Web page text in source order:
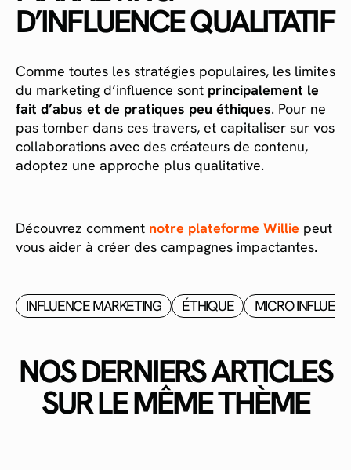
D’INFLUENCE QUALITATIF
Comme toutes les stratégies populaires, les limites
du marketing d’influence sont principalement le
fait d’abus et de pratiques peu éthiques. Pour ne
pas tomber dans ces travers, et capitaliser sur vos
collaborations avec des créateurs de contenu,
adoptez une approche plus qualitative.
Découvrez comment notre plateforme Willie peut
vous aider à créer des campagnes impactantes.
INFLUENCE MARKETING ÉTHIQUE MICRO
NOS DERNIERS ARTICLES
SUR LE MÊME THÈME